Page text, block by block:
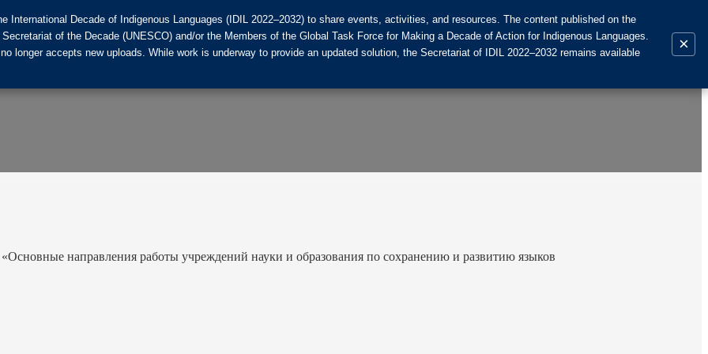
направления работы учреждений науки и образования по сохранению и развитию языков
Decade of Indigenous Languages (IDIL 2022–2032) to share events, activities, and resources. The content published on the
of the Decade (UNESCO) and/or the Members of the Global Task Force for Making a Decade of Action for Indigenous Languages.
longer accepts new uploads. While work is underway to provide an updated solution, the Secretariat of IDIL 2022–2032 remains available
×